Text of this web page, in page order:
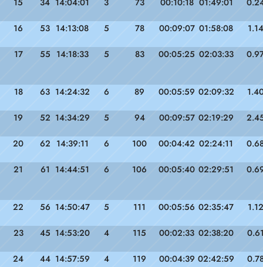
16 53 14:13:08 5 78 00:09:07 01:58:08 1.14
17 55 14:18:33 5 83 00:05:25 02:03:33
18 63 14:24:32 6 89 00:05:59 02:09:32
19 52 14:34:29 5 94 00:09:57 02:19:29
20 62 14:39:11 6 100 00:04:42 02:24:11
21 61 14:44:51 6 106 00:05:40 02:29:51
22 56 14:50:47 5 111 00:05:56 02:35:47 1.12
23 45 14:53:20 4 115 00:02:33 02:38:20
24 44 14:57:59 4 119 00:04:39 02:42:59